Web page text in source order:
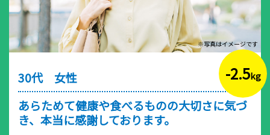
※写真はイメージです
-2.5kg
30代 女性
あらためて健康や食べるものの大切さに気づ
き、本当に感謝しております。